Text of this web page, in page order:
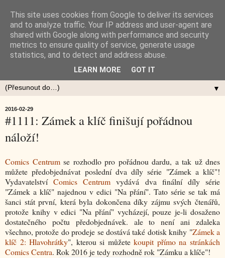
▼
2016-02-29
#1111: Zámek a klíč finišují pořádnou
náloží!
Comics Centrumse rozhodlo pro pořádnou dardu, a tak už dnes
můžete předobjednávat poslední dva díly série "Zámek a klíč"!
VydavatelstvíComics Centrum vydává dva finální díly série
"Zámek a klíč" najednou v edici "Na přání". Tato série se tak má
šanci stát první, která byla dokončena díky zájmu svých čtenářů,
protože knihy v edici "Na přání" vycházejí, pouze je-li dosaženo
dostatečného počtu předobjednávek. ale to není ani zdaleka
všechno, protože do prodeje se dostává také dotisk knihy "Zámek a
klíč 2: Hlavohrátky", kterou si můžetekoupit přímo na stránkách
Comics Centra. Rok 2016 je tedy rozhodně rok "Zámku a klíče"!
This site uses cookies from Google to deliver its services
and to analyze traffic. Your IP address and user-agent are
shared with Google along with performance and security
metrics to ensure quality of service, generate usage
statistics, and to detect and address abuse.
LEARN MORE GOT IT